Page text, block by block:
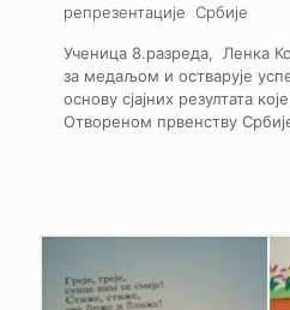
репрезентације Србије
Ученица 8.разреда, Ленка
за медаљом и остварује
основу сјајних резултата
Отвореном првенству